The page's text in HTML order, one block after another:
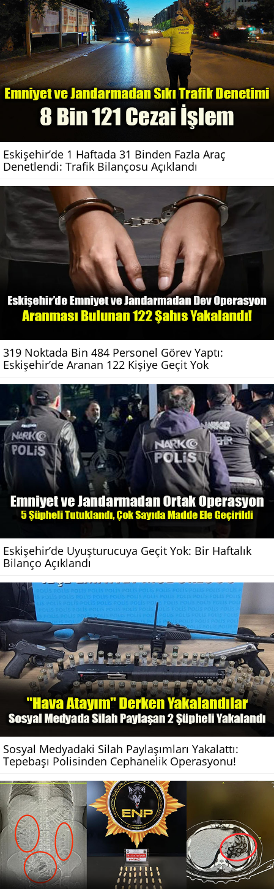
Eskişehir’de 1 Haftada 31 Binden Fazla Araç
Denetlendi: Trafik Bilançosu Açıklandı
319 Noktada Bin 484 Personel Görev Yaptı:
Eskişehir’de Aranan 122 Kişiye Geçit Yok
Eskişehir’de Uyuşturucuya Geçit Yok: Bir Haftalık
Bilanço Açıklandı
Sosyal Medyadaki Silah Paylaşımları Yakalattı:
Tepebaşı Polisinden Cephanelik Operasyonu!